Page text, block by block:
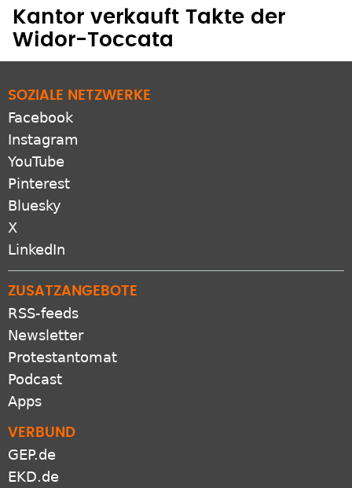
Kantor verkauft Takte der
Widor-Toccata
SOZIALE NETZWERKE
Facebook
Instagram
YouTube
Pinterest
Bluesky
X
LinkedIn
ZUSATZANGEBOTE
RSS-feeds
Newsletter
Protestantomat
Podcast
Apps
VERBUND
GEP.de
EKD.de